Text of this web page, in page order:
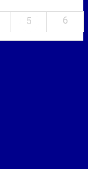
5 6